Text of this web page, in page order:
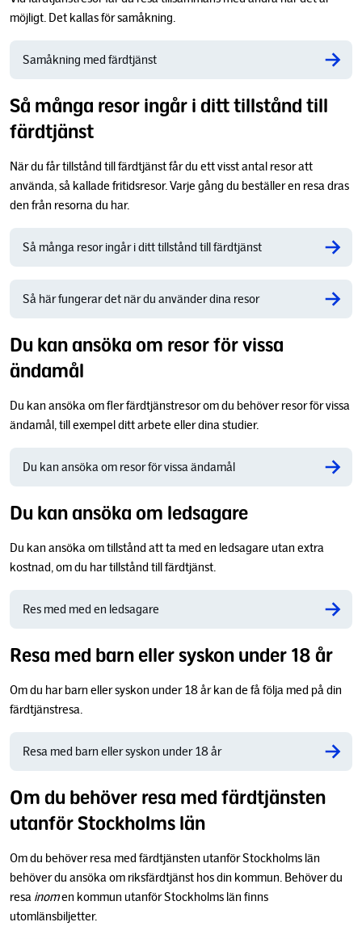
möjligt. Det kallas för samåkning.
Samåkning med färdtjänst
Så många resor ingår i ditt tillstånd till
färdtjänst
När du får tillstånd till färdtjänst får du ett visst antal resor att
använda, så kallade fritidsresor. Varje gång du beställer en resa dras
den från resorna du har.
Så många resor ingår i ditt tillstånd till färdtjänst
Så här fungerar det när du använder dina resor
Du kan ansöka om resor för vissa
ändamål
Du kan ansöka om fler färdtjänstresor om du behöver resor för vissa
ändamål, till exempel ditt arbete eller dina studier.
Du kan ansöka om resor för vissa ändamål
Du kan ansöka om ledsagare
Du kan ansöka om tillstånd att ta med en ledsagare utan extra
kostnad, om du har tillstånd till färdtjänst.
Res med med en ledsagare
Resa med barn eller syskon under 18 år
Om du har barn eller syskon under 18 år kan de få följa med på din
färdtjänstresa.
Resa med barn eller syskon under 18 år
Om du behöver resa med färdtjänsten
utanför Stockholms län
Om du behöver resa med färdtjänsten utanför Stockholms län
behöver du ansöka om riksfärdtjänst hos din kommun. Behöver du
resa inomen kommun utanför Stockholms län finns
utomlänsbiljetter.